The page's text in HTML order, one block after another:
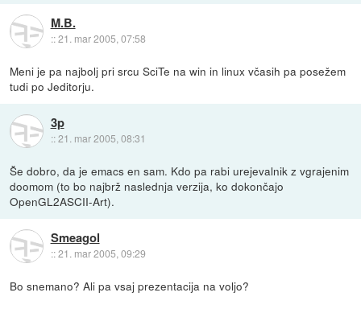
M.B.
::21. mar 2005, 07:58
Meni je pa najbolj pri srcu SciTe na win in linux včasih pa posežem
tudi po Jeditorju.
3p
::21. mar 2005, 08:31
Še dobro, da je emacs en sam. Kdo pa rabi urejevalnik z vgrajenim
doomom (to bo najbrž naslednja verzija, ko dokončajo
OpenGL2ASCII-Art).
Smeagol
::21. mar 2005, 09:29
Bo snemano? Ali pa vsaj prezentacija na voljo?